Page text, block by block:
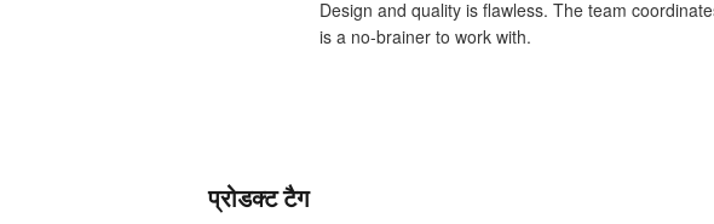
Design and quality is flawless. The team
is a no-brainer to work with.
प्रोडक्ट टैग